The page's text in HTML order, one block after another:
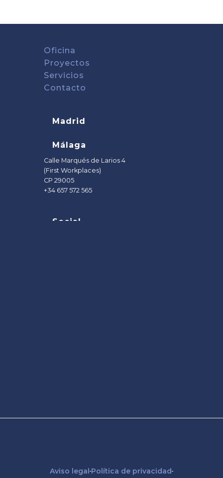
Oficina
Proyectos
Servicios
Contacto
Madrid
Málaga
Calle Marqués de Larios 4
(First Workplaces)
CP 29005
+34 657 572 565
Social
Aviso legal Política de privacidad